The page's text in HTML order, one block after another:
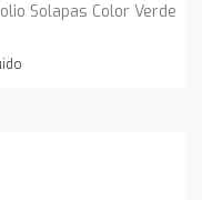
Solapas Color Verde